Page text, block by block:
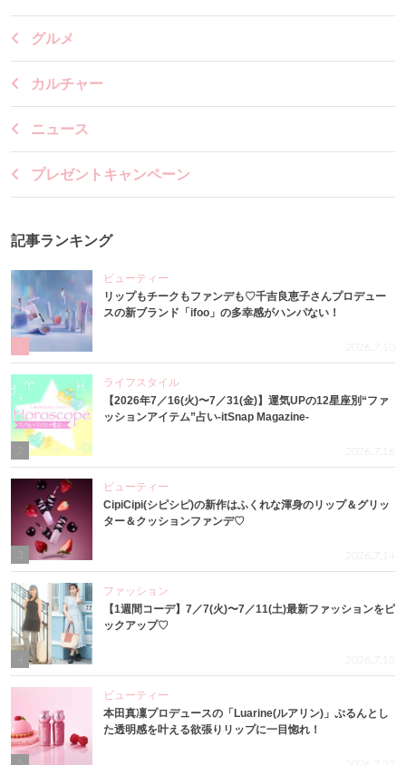
グルメ
カルチャー
ニュース
プレゼントキャンペーン
記事ランキング
ビューティー
リップもチークもファンデも♡千吉良恵子さんプロデュー
スの新ブランド「ifoo」の多幸感がハンパない！
2026.7.10
ライフスタイル
【2026年7／16(火)〜7／31(金)】運気UPの12星座別“ファ
ッションアイテム”占い-itSnap Magazine-
2026.7.16
3
ビューティー
CipiCipi(シピシピ)の新作はふくれな渾身のリップ＆グリッ
ター＆クッションファンデ♡
2026.7.14
4
ファッション
【1週間コーデ】7／7(火)〜7／11(土)最新ファッションをピ
ックアップ♡
2026.7.15
ビューティー
本田真凜プロデュースの「Luarine(ルアリン)」ぷるんとし
た透明感を叶える欲張りリップに一目惚れ！